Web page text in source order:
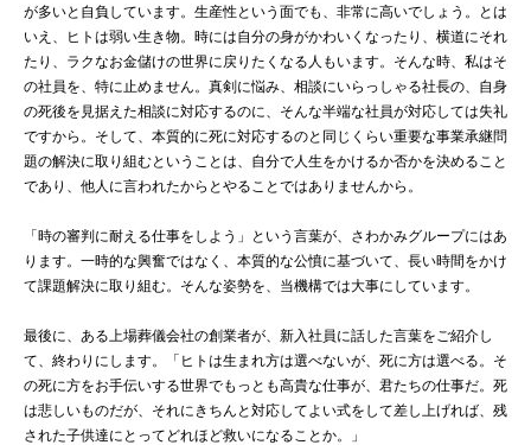
が多いと自負しています。生産性という面でも、非常に高いでしょう。とは
いえ、ヒトは弱い生き物。時には自分の身がかわいくなったり、横道にそれ
たり、ラクなお金儲けの世界に戻りたくなる人もいます。そんな時、私はそ
の社員を、特に止めません。真剣に悩み、相談にいらっしゃる社長の、自身
の死後を見据えた相談に対応するのに、そんな半端な社員が対応しては失礼
ですから。そして、本質的に死に対応するのと同じくらい重要な事業承継問
題の解決に取り組むということは、自分で人生をかけるか否かを決めること
であり、他人に言われたからとやることではありませんから。
「時の審判に耐える仕事をしよう」という言葉が、さわかみグループにはあ
ります。一時的な興奮ではなく、本質的な公憤に基づいて、長い時間をかけ
て課題解決に取り組む。そんな姿勢を、当機構では大事にしています。
最後に、ある上場葬儀会社の創業者が、新入社員に話した言葉をご紹介し
て、終わりにします。「ヒトは生まれ方は選べないが、死に方は選べる。そ
の死に方をお手伝いする世界でもっとも高貴な仕事が、君たちの仕事だ。死
は悲しいものだが、それにきちんと対応してよい式をして差し上げれば、残
された子供達にとってどれほど救いになることか。」